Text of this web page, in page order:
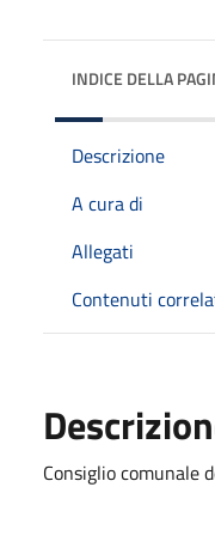
INDICE DELLA
Descrizione
A cura di
Allegati
Contenuti
Consiglio comunale